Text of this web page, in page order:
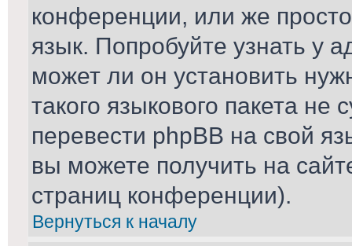
конференции, или же
язык. Попробуйте узнать у
может ли он установить
такого языкового пакета
перевести phpBB на свой
вы можете получить на
страниц конференции).
Вернуться к началу